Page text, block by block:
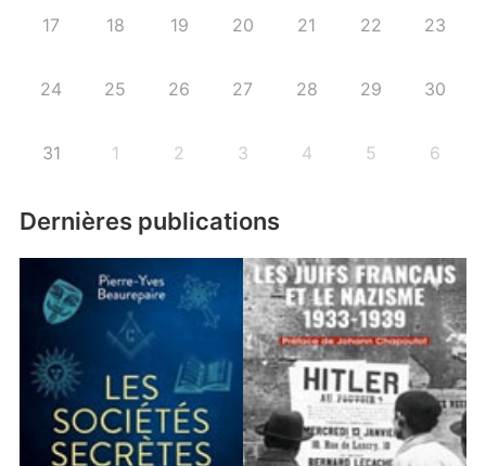
17 18 19 20 21 22 23
24 25 26 27 28 29 30
31 1 2 3 4 5 6
Dernières publications